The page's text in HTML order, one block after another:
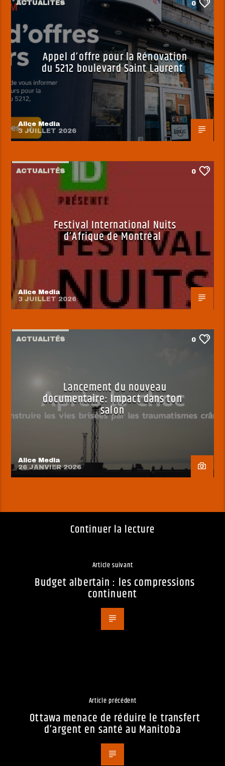
ACTUALITÉS 0
Appel d’offre pour la Rénovation
du 5212 boulevard Saint Laurent
Alice Media
3 JUILLET 2026
ACTUALITÉS 0
Festival International Nuits
d’Afrique de Montréal
Alice Media
3 JUILLET 2026
ACTUALITÉS 0
Lancement du nouveau
documentaire: Impact dans ton
salon
Alice Media
26 JANVIER 2026
Continuer la lecture
Article suivant
Budget albertain : les compressions
continuent
Article précédent
Ottawa menace de réduire le transfert
d’argent en santé au Manitoba